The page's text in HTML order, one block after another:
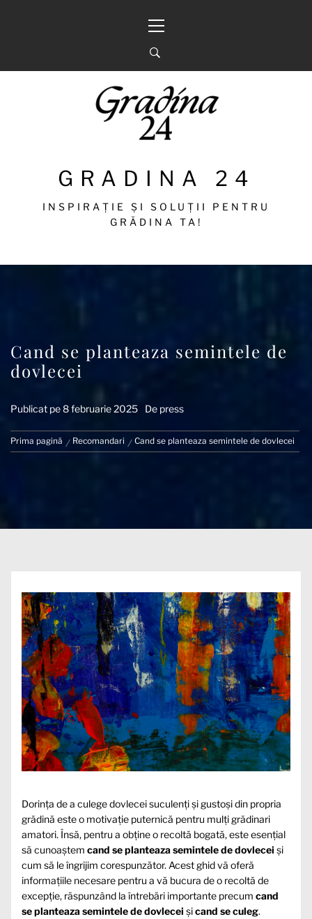
principal
GRADINA 24
INSPIRAȚIE ȘI SOLUȚII PENTRU
GRĂDINA TA!
Cand se planteaza semintele de
dovlecei
Publicat pe8 februarie 2025 De press
Prima pagină Recomandari Cand se planteaza semintele de dovlecei
Dorința de a culege dovlecei suculenți și gustoși din propria
grădină este o motivație puternică pentru mulți grădinari
amatori. Însă, pentru a obține o recoltă bogată, este esențial
să cunoaștem cand se planteaza semintele de dovlecei și
cum să le îngrijim corespunzător. Acest ghid vă oferă
informațiile necesare pentru a vă bucura de o recoltă de
excepție, răspunzând la întrebări importante precum cand
se planteaza semintele de dovlecei șicand se culeg.